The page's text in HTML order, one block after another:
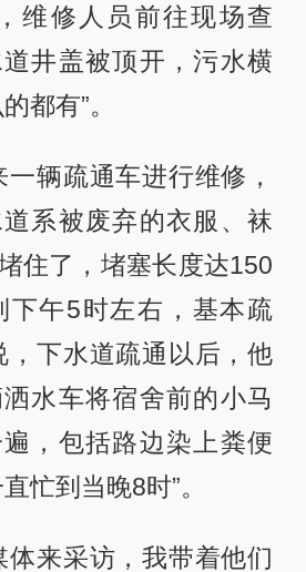
维修人员前往现场查
井盖被顶开，污水横
都有”。
辆疏通车进行维修，
系被废弃的衣服、袜
住了，堵塞长度达150
下午5时左右，基本疏
，下水道疏通以后，他
水车将宿舍前的小马
，包括路边染上粪便
忙到当晚8时”。
体来采访，我带着他们